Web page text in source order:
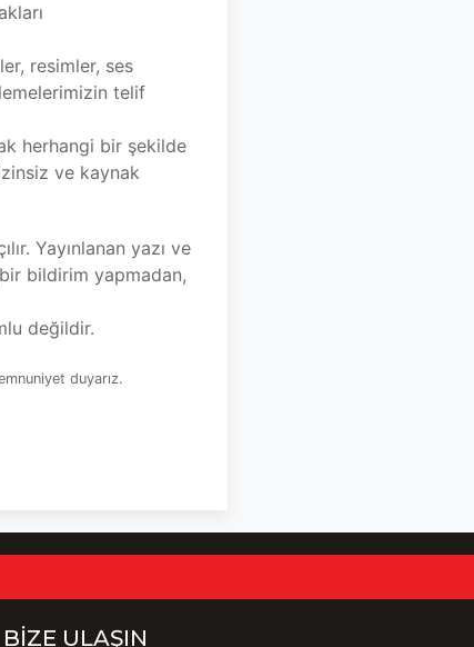
resimler, ses
telif
herhangi bir şekilde
ve kaynak
Yayınlanan yazı ve
bildirim yapmadan,
değildir.
duyarız.
BIZE ULAŞIN